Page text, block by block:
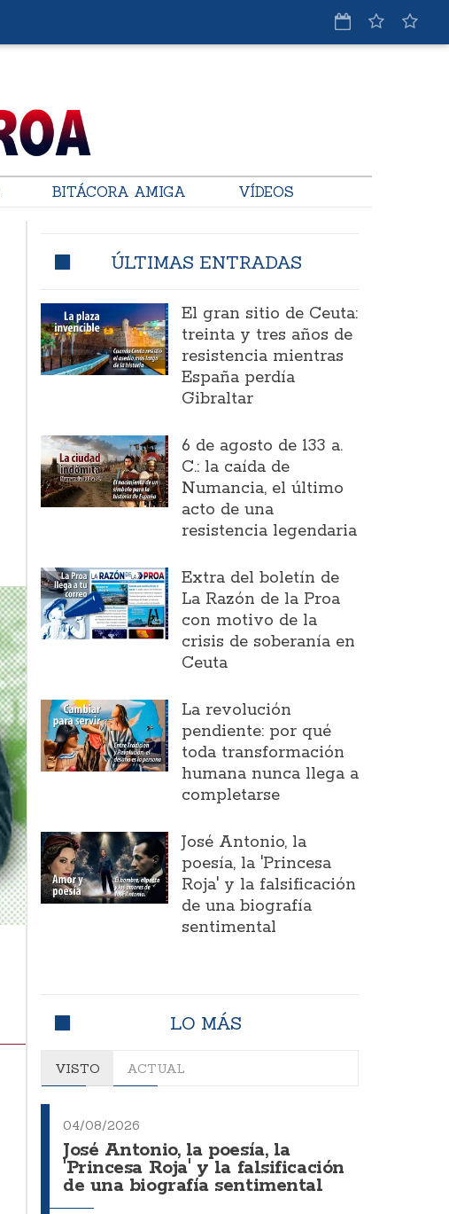
BITÁCORA AMIGA VÍDEOS
ÚLTIMAS ENTRADAS
El gran sitio de Ceuta:
treinta y tres años de
resistencia mientras
España perdía
Gibraltar
6 de agosto de 133 a.
C.: la caída de
Numancia, el último
acto de una
resistencia legendaria
Extra del boletín de
La Razón de la Proa
con motivo de la
crisis de soberanía en
Ceuta
La revolución
pendiente: por qué
toda transformación
humana nunca llega a
completarse
José Antonio, la
poesía, la 'Princesa
Roja' y la falsificación
de una biografía
sentimental
LO MÁS
VISTO ACTUAL
04/08/2026
José Antonio, la poesía, la
'Princesa Roja' y la falsificación
de una biografía sentimental